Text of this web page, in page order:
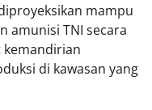
mampu
amunisi TNI secara
kemandirian
di kawasan yang